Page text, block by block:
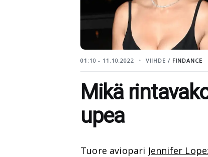
01:10 - 11.10.2022 VIIHDE / FINDANCE
Mikä
upea
Tuore aviopari Jennifer